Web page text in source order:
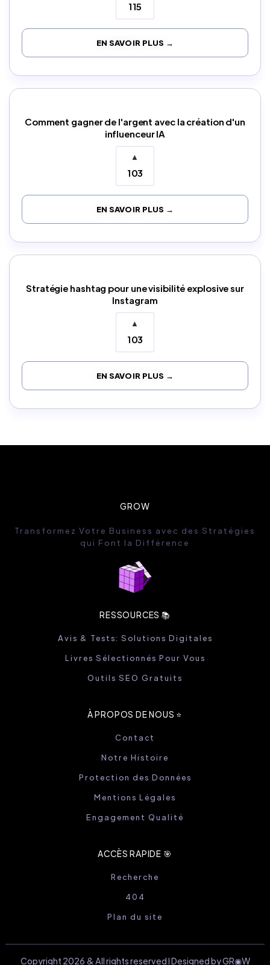
115
EN SAVOIR PLUS →
Comment gagner de l'argent avec la création d'un
influenceur IA
▲
103
EN SAVOIR PLUS →
Stratégie hashtag pour une visibilité explosive sur
Instagram
▲
103
EN SAVOIR PLUS →
GROW
Transformez Votre Business avec des Stratégies
qui Font la Différence
RESSOURCES 📚
Avis & Tests: Solutions Digitales
Livres Sélectionnés Pour Vous
Outils SEO Gratuits
À PROPOS DE NOUS ⭐️
Contact
Notre Histoire
Protection des Données
Mentions Légales
Engagement Qualité
ACCÈS RAPIDE 🎯
Recherche
404
Plan du site
Copyright 2026 & All rights reserved I Designed by GR◉W